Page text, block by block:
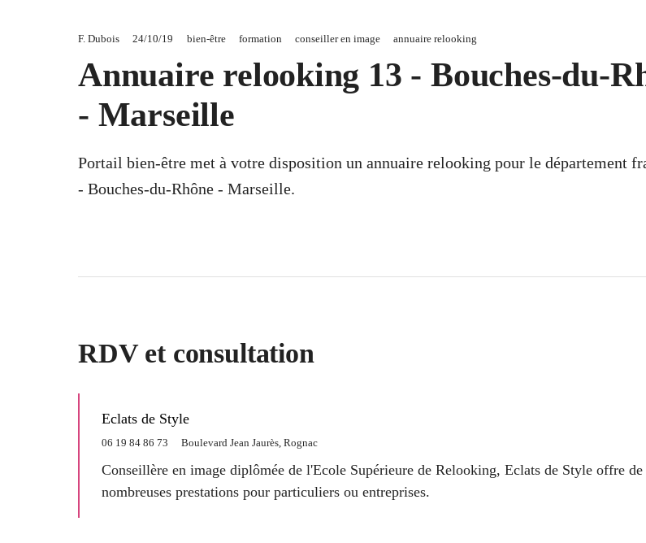
F. Dubois 24/10/19 bien-être formation conseiller en image annuaire relooking
Annuaire relooking 13 - Bouches-du-
- Marseille
Portail bien-être met à votre disposition un annuaire relooking pour le département
- Bouches-du-Rhône - Marseille.
RDV et consultation
Eclats de Style
06 19 84 86 73 Boulevard Jean Jaurès, Rognac
Conseillère en image diplômée de l'Ecole Supérieure de Relooking, Eclats de Style offre de
nombreuses prestations pour particuliers ou entreprises.